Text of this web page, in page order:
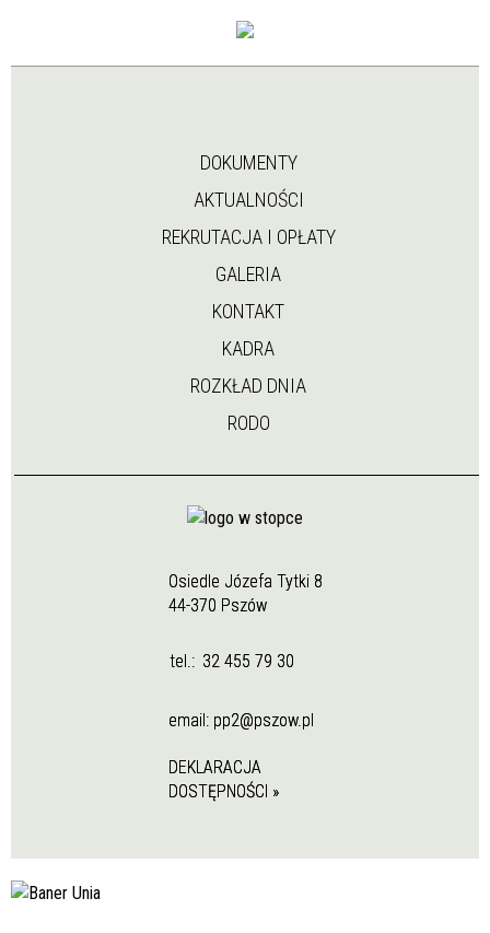
DOKUMENTY
AKTUALNOŚCI
REKRUTACJA I OPŁATY
GALERIA
KONTAKT
KADRA
ROZKŁAD DNIA
RODO
Osiedle Józefa Tytki 8
44-370 Pszów
tel.: 32 455 79 30
email: pp2@pszow.pl
DEKLARACJA
DOSTĘPNOŚCI »